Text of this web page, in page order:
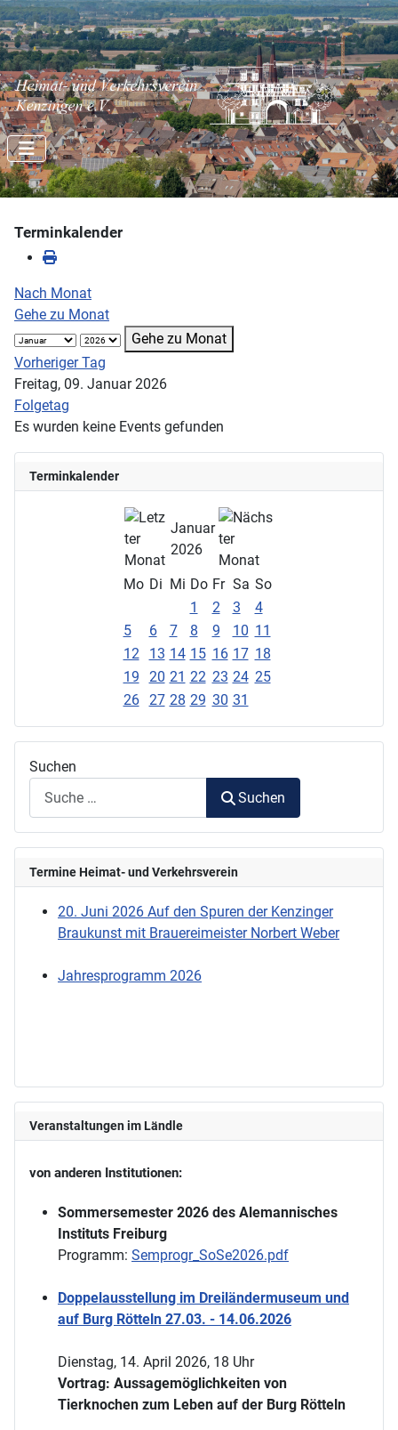
Terminkalender
Januar
2026
Mo Di Mi Do Fr Sa So
1
2 3
4
5
6 7 8 9 10 11
12
13 14 15 16 17 18
19
20 21 22 23 24 25
26
27 28 29 30 31
Suchen
Suchen
Termine Heimat- und Verkehrsverein
20. Juni 2026 Auf den Spuren der Kenzinger
Braukunst mit Brauereimeister Norbert Weber
Jahresprogramm 2026
Veranstaltungen im Ländle
von anderen Institutionen:
Sommersemester 2026 des Alemannisches
Instituts Freiburg
Programm: Semprogr_SoSe2026.pdf
Doppelausstellung im Dreiländermuseum und
auf Burg Rötteln 27.03. - 14.06.2026
Dienstag, 14. April 2026, 18 Uhr
Vortrag: Aussagemöglichkeiten von
Tierknochen zum Leben auf der Burg Rötteln
Terminkalender
Nach Monat
Gehe zu Monat
Gehe zu Monat
Vorheriger Tag
Freitag, 09. Januar 2026
Folgetag
Es wurden keine Events gefunden